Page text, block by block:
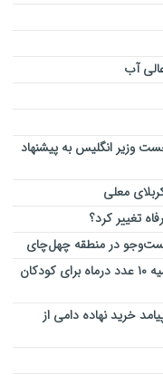
آب
وزیر انگلیس به پیشنهاد
معلی
تغییر کرد؟
فروش شیرخشک رژیمی فقط با نسخه / سهمیه ۱۰ عدد درماه برای کودکان
خرید نهاده دامی از